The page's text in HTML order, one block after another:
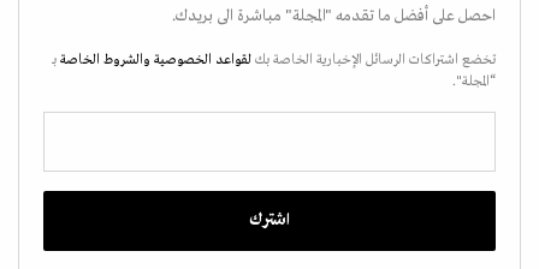
احصل على أفضل ما تقدمه "المجلة" مباشرة الى بريدك.
تخضع اشتراكات الرسائل الإخبارية الخاصة بك لقواعد الخصوصية والشروط الخاصة بـ
“المجلة".